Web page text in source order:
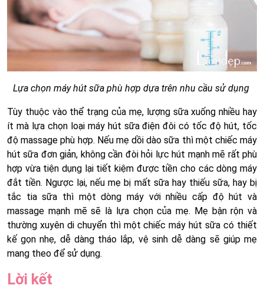
Lựa chọn máy hút sữa phù hợp dựa trên nhu cầu sử dụng
Tùy thuộc vào thể trạng của mẹ, lượng sữa xuống nhiều hay
ít mà lựa chọn loại máy hút sữa điện đôi có tốc độ hút, tốc
độ massage phù hợp. Nếu mẹ dồi dào sữa thì một chiếc máy
hút sữa đơn giản, không cần đòi hỏi lực hút mạnh mẽ rất phù
hợp vừa tiện dụng lại tiết kiệm được tiền cho các dòng máy
đắt tiền. Ngược lại, nếu mẹ bị mất sữa hay thiếu sữa, hay bị
tắc tia sữa thì một dòng máy với nhiều cấp độ hút và
massage mạnh mẽ sẽ là lựa chọn của mẹ. Mẹ bận rộn và
thường xuyên di chuyển thì một chiếc máy hút sữa có thiết
kế gọn nhẹ, dễ dàng tháo lắp, vệ sinh dễ dàng sẽ giúp mẹ
mang theo để sử dụng.
Lời kết